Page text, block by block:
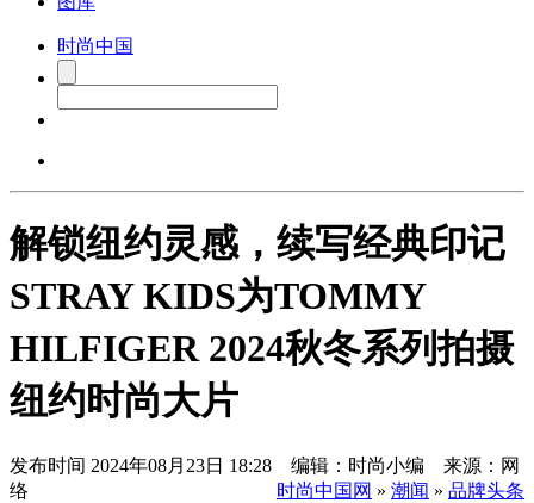
时尚中国
解锁纽约灵感，续写经典印记
STRAY KIDS为TOMMY
HILFIGER 2024秋冬系列拍摄
纽约时尚大片
发布时间 2024年08月23日 18:28 编辑：时尚小编 来源：网
络
时尚中国网 » 潮闻 » 品牌头条